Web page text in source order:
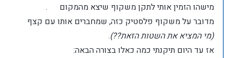
מישהו הזמין אותי לתקן משקוף שיצא מהמקום
.
מדובר על משקוף פלסטיק כזה, שמחברים אותו עם קצף
(מי המציא את השטות הזאת??).
אז עד היום תיקנתי כמה כאלו בצורה הבאה: